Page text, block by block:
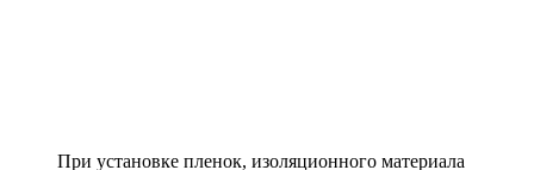
При установке пленок, изоляционного материала